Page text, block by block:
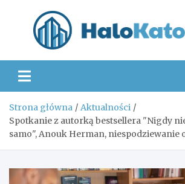
Strona główna
Aktualności
Spotkanie z autorką bestsellera "Nigdy
samo", Anouk Herman, niespodziewanie